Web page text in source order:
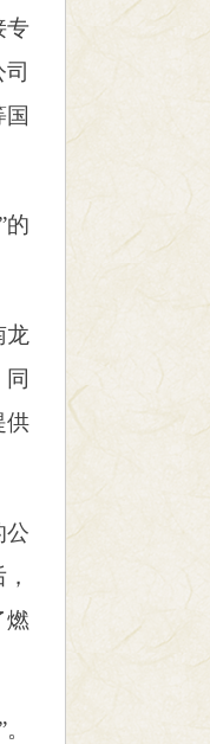
专
国
的
龙
供
公
燃